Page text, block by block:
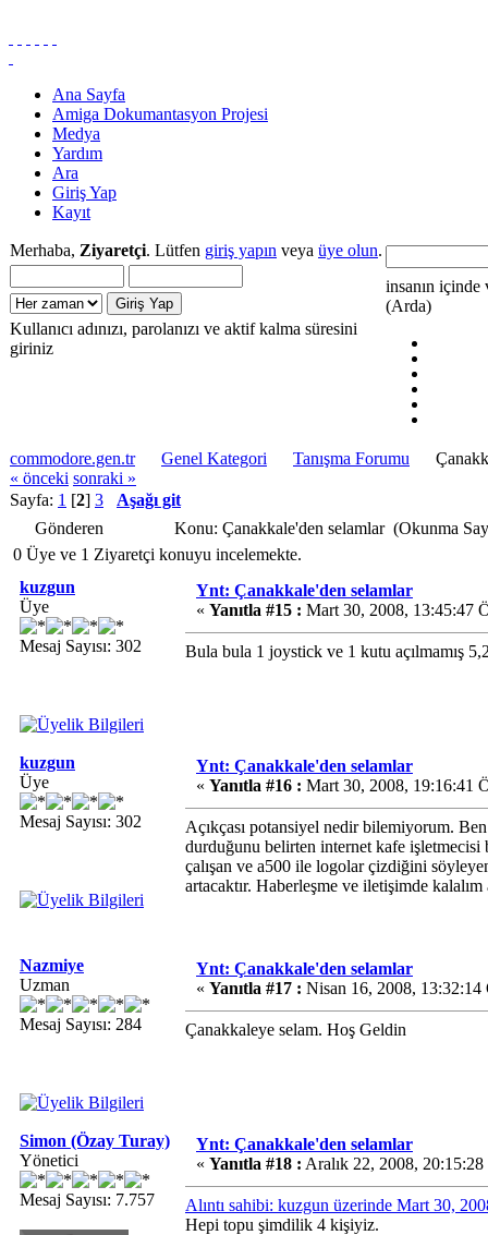
Ana Sayfa
Amiga Dokumantasyon Projesi
Medya
Yardım
Ara
Giriş Yap
Kayıt
Merhaba, Ziyaretçi. Lütfen giriş yapın veya üye olun.
Kullanıcı adınızı, parolanızı ve aktif kalma süresini
giriniz
insanın içinde
(Arda)
commodore.gen.tr Genel Kategori Tanışma Forumu
« önceki sonraki »
Sayfa: 1 [2] 3
Aşağı git
Gönderen
Konu: Çanakkale'den selamlar (Okunma
0 Üye ve 1 Ziyaretçi konuyu incelemekte.
kuzgun
Üye
Mesaj Sayısı: 302
Ynt: Çanakkale'den selamlar
« Yanıtla #15 : Mart 30, 2008, 13:45:47
Bula bula 1 joystick ve 1 kutu açılmamış
kuzgun
Üye
Mesaj Sayısı: 302
Ynt: Çanakkale'den selamlar
« Yanıtla #16 : Mart 30, 2008, 19:16:41
Açıkçası potansiyel nedir bilemiyorum.
durduğunu belirten internet kafe işletmecisi
çalışan ve a500 ile logolar çizdiğini
artacaktır. Haberleşme ve iletişimde kalalım
Nazmiye
Uzman
Mesaj Sayısı: 284
Ynt: Çanakkale'den selamlar
« Yanıtla #17 : Nisan 16, 2008, 13:32:14
Çanakkaleye selam. Hoş Geldin
Simon (Özay Turay)
Yönetici
Mesaj Sayısı: 7.757
Ynt: Çanakkale'den selamlar
« Yanıtla #18 : Aralık 22, 2008, 20:15:28
Alıntı sahibi: kuzgun üzerinde Mart 30,
Hepi topu şimdilik 4 kişiyiz.